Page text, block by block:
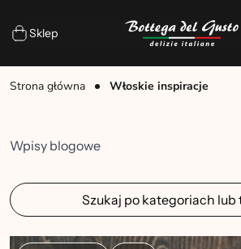
Sklep
Strona główna Włoskie inspiracje
Wpisy blogowe
Szukaj po kategoriach lub